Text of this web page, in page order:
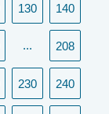
130 140
... 208
230 240